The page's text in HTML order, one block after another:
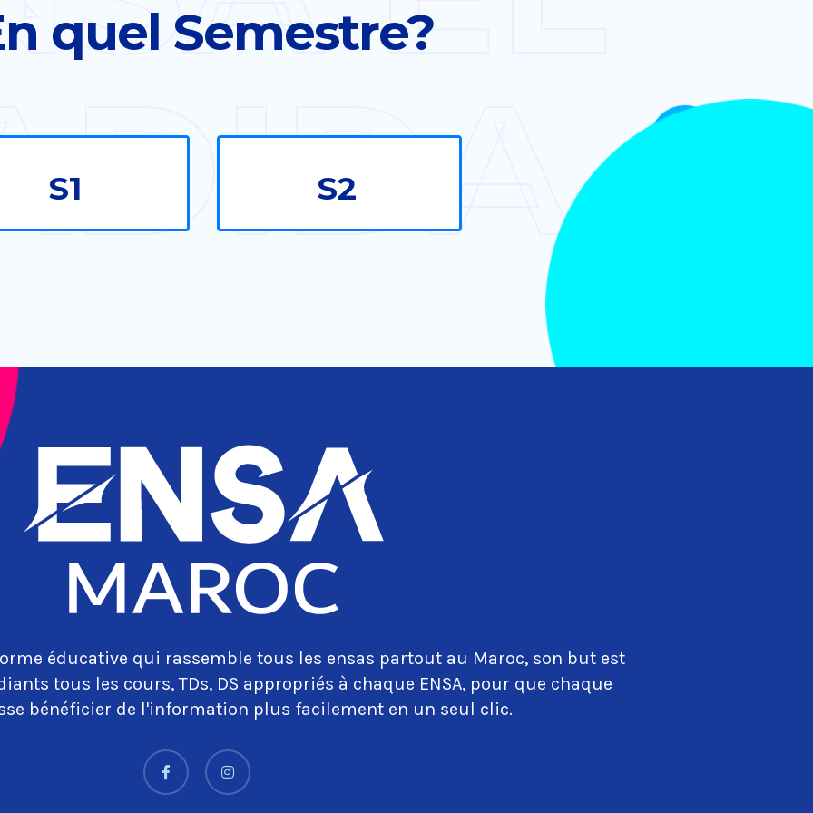
quel Semestre?
S1 S2
éducative qui rassemble tous les ensas partout au Maroc, son but est
tous les cours, TDs, DS appropriés à chaque ENSA, pour que chaque
bénéficier de l'information plus facilement en un seul clic.